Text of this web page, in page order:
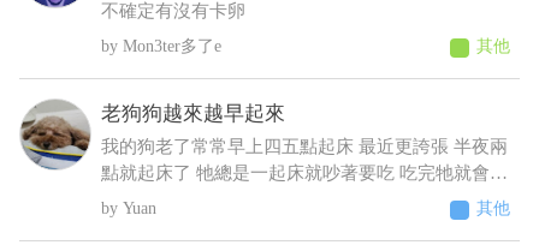
不確定有沒有卡卵
Mon3ter多了e 其他
老狗狗越來越早起來
我的狗老了常常早上四五點起床 最近更誇張 半夜兩
點就起床了 牠總是一起床就吵著要吃 吃完牠就會乖
乖睡回去 不吃牠就一直抓門一直來回踱步 我明明晚
上十點才給牠吃過 增加了散步次數 結果好像更糟
Yuan 其他